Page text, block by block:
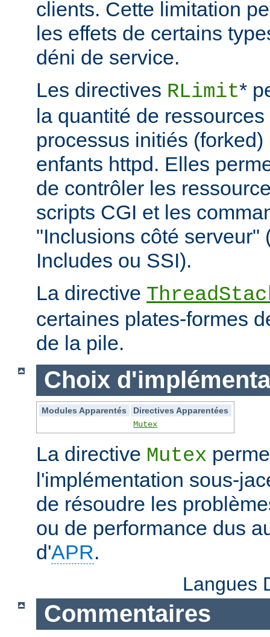
clients. Cette limitation
les effets de certains
déni de service.
Les directives RLimit*
la quantité de
processus initiés
enfants httpd. Elles
de contrôler les
scripts CGI et les
"Inclusions côté serveur"
Includes ou SSI).
La directive
certaines plates-formes
de la pile.
Choix
Modules Apparentés
Directives Apparentées
Mutex
La directive Mutex
l'implémentation sous-
de résoudre les
ou de performance dus
d'APR.
Langues
Commentaires